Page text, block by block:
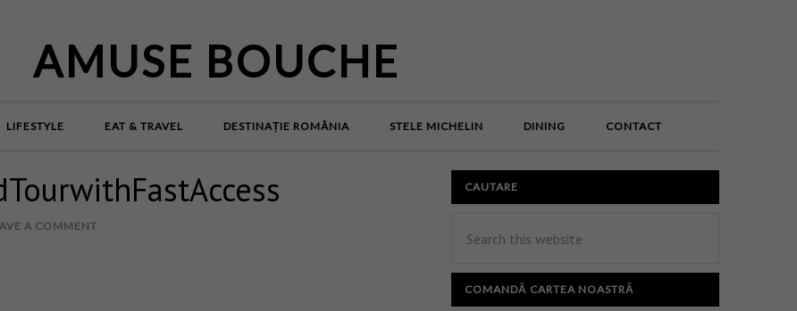
AMUSE BOUCHE
LIFESTYLE EAT & TRAVEL DESTINAȚIE ROMÂNIA STELE MICHELIN DINING CONTACT
A COMMENT
CAUTARE
COMANDĂ CARTEA NOASTRĂ